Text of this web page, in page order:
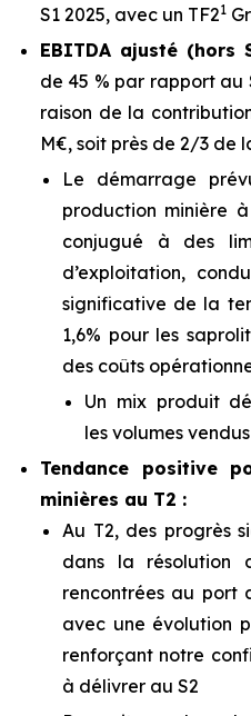
S1 2025, avec un TF21
EBITDA ajusté (hors
de 45 % par rapport au
raison de la
M€, soit près de 2/3 de
Le démarrage
production minière
conjugué à des
d’exploitation,
significative de la
1,6% pour les
des coûts
Un mix produit
les volumes
Tendance positive
minières au T2 :
Au T2, des progrès
dans la résolution
rencontrées au port
avec une évolution
renforçant notre
à délivrer au S2